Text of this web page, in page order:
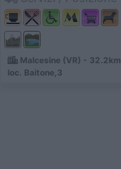
Malcesine (VR) - 32.2km
loc. Baitone,3